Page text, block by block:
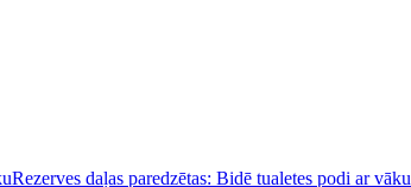
Rezerves daļas paredzētas: Bidē tualetes podi ar vāku